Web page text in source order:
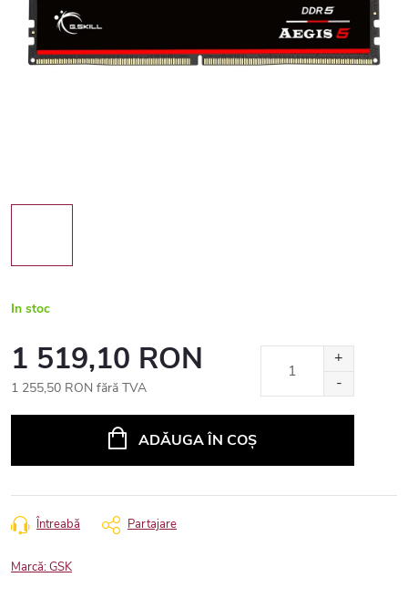
In stoc
1 519,10 RON
1 255,50 RON fără TVA
ADĂUGA ÎN COŞ
Întreabă Partajare
Marcă:GSK